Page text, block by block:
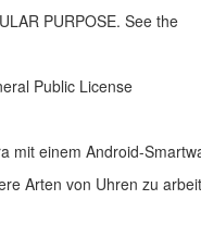
PURPOSE. See the
Public License
mit einem Android-
Arten von Uhren zu